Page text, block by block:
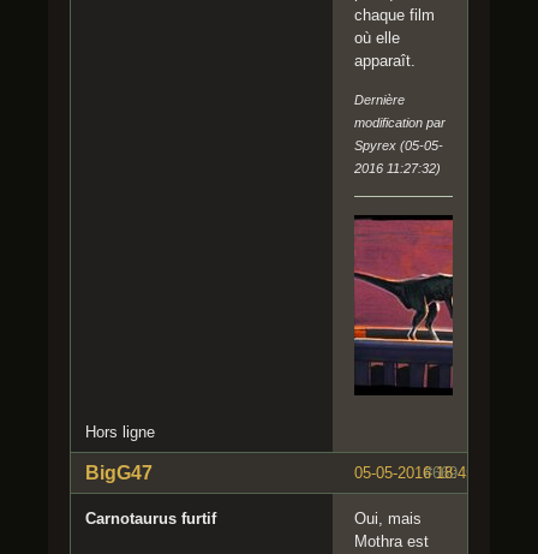
chaque film
où elle
apparaît.
Dernière
modification par
Spyrex (05-05-
2016 11:27:32)
Hors ligne
#669
05-05-2016 18:45:07
BigG47
Carnotaurus furtif
Oui, mais
Mothra est